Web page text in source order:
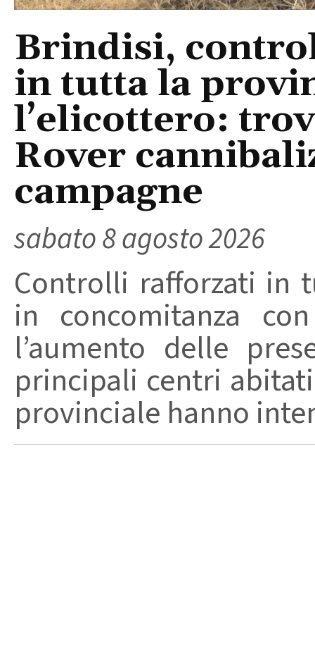
Brindisi,
in tutta la
l’elicottero:
Rover
campagne
sabato 8 agosto 2026
Controlli rafforzati in
in concomitanza
l’aumento delle
principali centri
provinciale hanno